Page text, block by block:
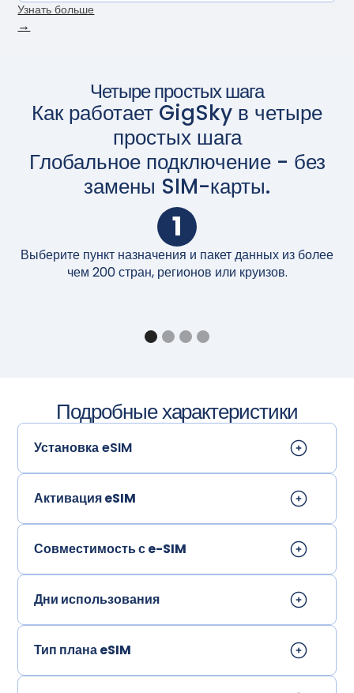
Узнать больше
→
Четыре простых шага
Как работает GigSky в четыре
простых шага
Глобальное подключение - без
замены SIM-карты.
1
Выберите пункт назначения и пакет данных из более
чем 200 стран, регионов или круизов.
Подробные характеристики
Установка eSIM
Активация eSIM
Совместимость с e-SIM
Дни использования
Тип плана eSIM